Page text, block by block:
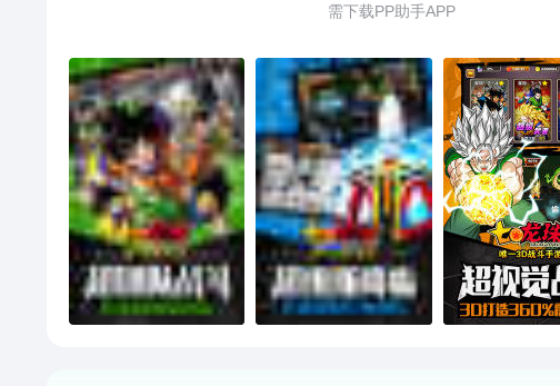
需 下 载 P P 助 手 A P P